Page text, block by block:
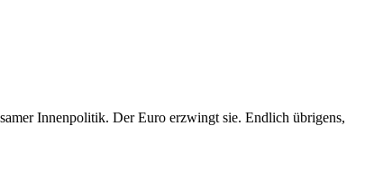
Innenpolitik. Der Euro erzwingt sie. Endlich übrigens,